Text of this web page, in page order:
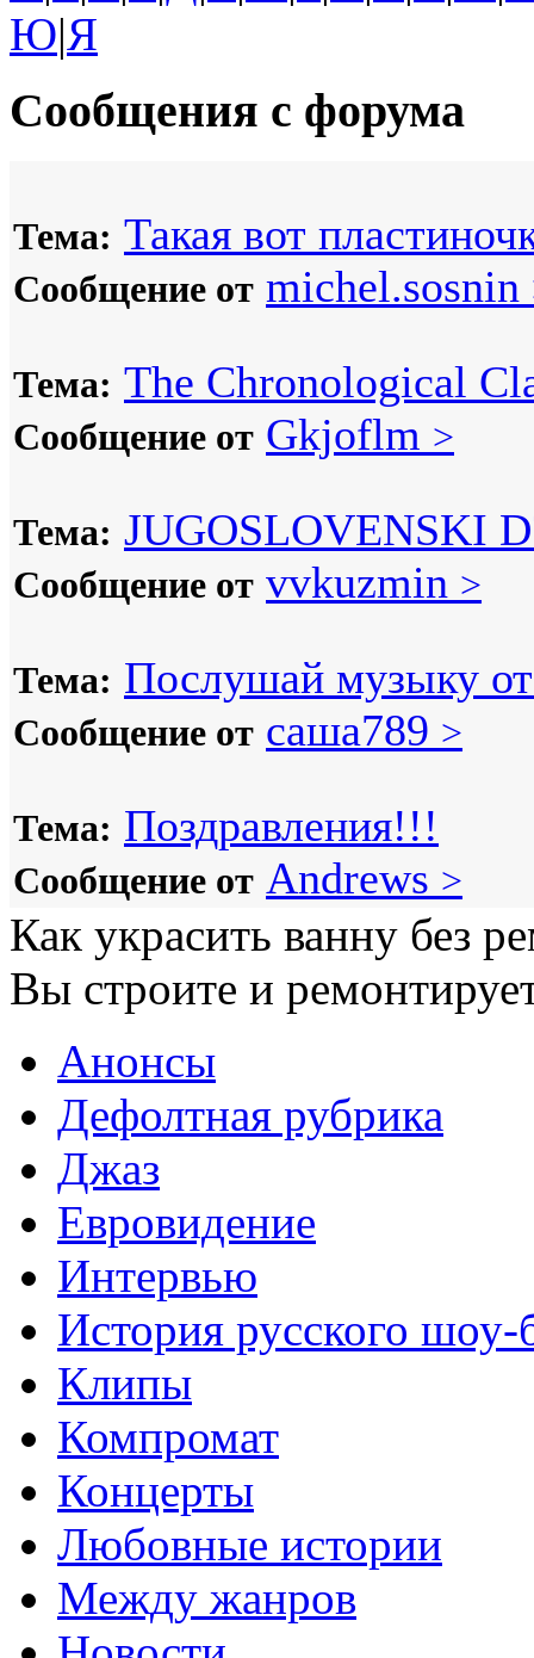
Ю|Я
Сообщения с форума
Тема: Такая вот
Сообщение от michel.sosnin
Тема: The Chronological
Сообщение от Gkjoflm >
Тема: JUGOSLOVENSKI
Сообщение от vvkuzmin >
Тема: Послушай музыку
Сообщение от саша789 >
Тема: Поздравления!!!
Сообщение от Andrews >
Как украсить ванну без
Вы строите и
Анонсы
Дефолтная рубрика
Джаз
Евровидение
Интервью
История русского шоу-
Клипы
Компромат
Концерты
Любовные истории
Между жанров